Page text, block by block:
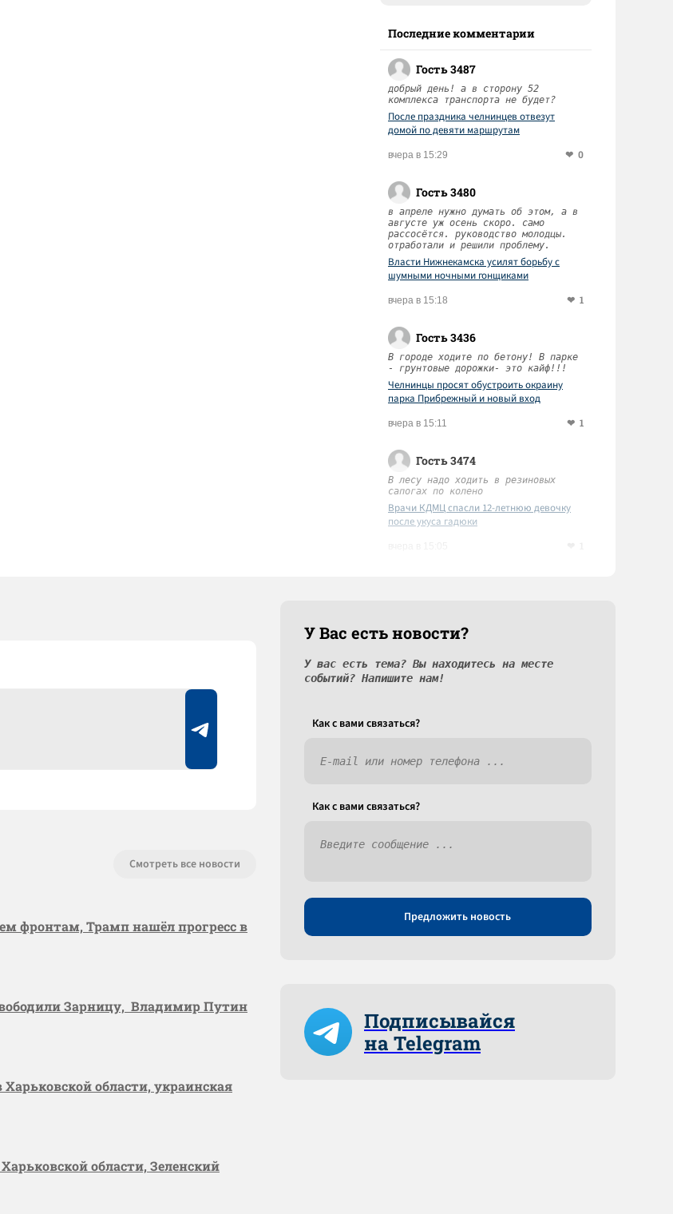
Последние комментарии
Гость 3487
добрый день! а в сторону 52
комплекса транспорта не будет?
После праздника челнинцев отвезут
домой по девяти маршрутам
вчера в 15:29 0
Гость 3480
в апреле нужно думать об этом, а в
августе уж осень скоро. само
рассосётся. руководство молодцы.
отработали и решили проблему.
Власти Нижнекамска усилят борьбу с
шумными ночными гонщиками
вчера в 15:18 1
Гость 3436
В городе ходите по бетону! В парке
- грунтовые дорожки- это кайф!!!
Челнинцы просят обустроить окраину
парка Прибрежный и новый вход
вчера в 15:11 1
Гость 3474
В лесу надо ходить в резиновых
сапогах по колено
Врачи КДМЦ спасли 12-летнюю девочку
после укуса гадюки
Смотреть все новости
фронтам, Трамп нашёл прогресс в
Зарницу, Владимир Путин
области, украинская
области, Зеленский
У Вас есть новости?
У вас есть тема? Вы находитесь на месте
событий? Напишите нам!
Как c вами связаться?
Как c вами связаться?
Предложить новость
Подписывайся
на Telegram